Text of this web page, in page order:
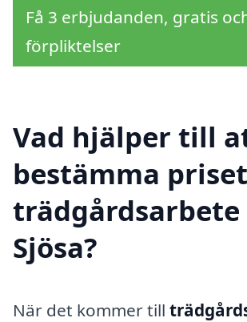
Få 3 erbjudanden, gratis
förpliktelser
Vad hjälper till
bestämma
trädgårdsarbete
Sjösa?
När det kommer till